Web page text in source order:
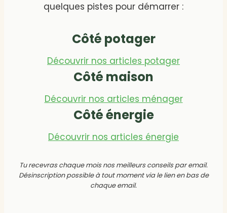
quelques pistes pour démarrer :
Côté potager
Découvrir nos articles potager
Côté maison
Découvrir nos articles ménager
Côté énergie
Découvrir nos articles énergie
Tu recevras chaque mois nos meilleurs conseils par email.
Désinscription possible à tout moment via le lien en bas de
chaque email.